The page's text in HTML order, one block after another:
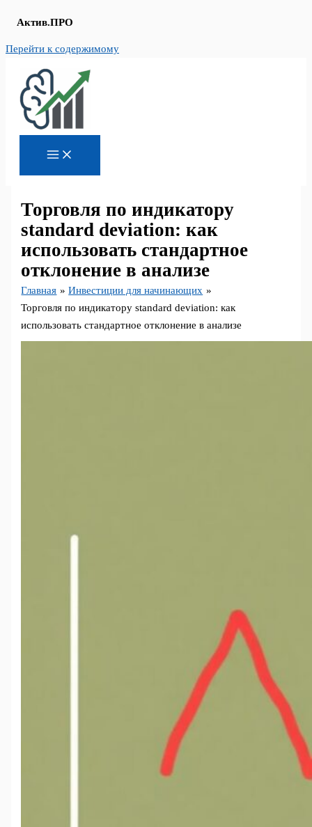
Актив.ПРО
Перейти к содержимому
Торговля по индикатору
standard deviation: как
использовать стандартное
отклонение в анализе
Главная
Инвестиции для начинающих
Торговля по индикатору standard deviation: как
использовать стандартное отклонение в анализе